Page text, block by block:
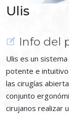
Ulis
Info del
Ulis es un
potente e
las cirugías
conjunto
cirujanos realizar